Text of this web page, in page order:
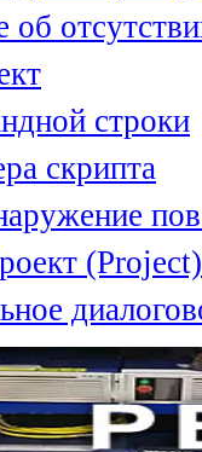
строки
скрипта
(Project)